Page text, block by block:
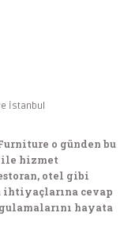
İstanbul
o günden bu
ile hizmet
otel gibi
ihtiyaçlarına cevap
hayata